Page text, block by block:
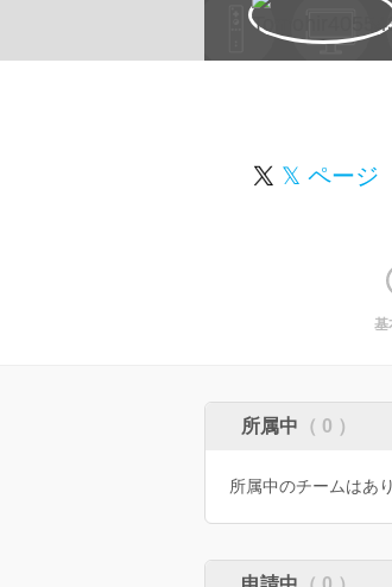
𝕏 ページ
基
所属中 （ 0 ）
所属中のチームはあ